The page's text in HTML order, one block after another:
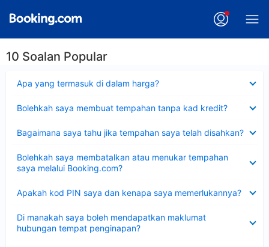
10 Soalan Popular
Apa yang termasuk di dalam harga?
Bolehkah saya membuat tempahan tanpa kad kredit?
Bagaimana saya tahu jika tempahan saya telah disahkan?
Bolehkah saya membatalkan atau menukar tempahan
saya melalui Booking.com?
Apakah kod PIN saya dan kenapa saya memerlukannya?
Di manakah saya boleh mendapatkan maklumat
hubungan tempat penginapan?